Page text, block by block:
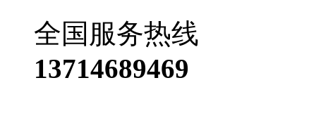
全国服务热线
13714689469